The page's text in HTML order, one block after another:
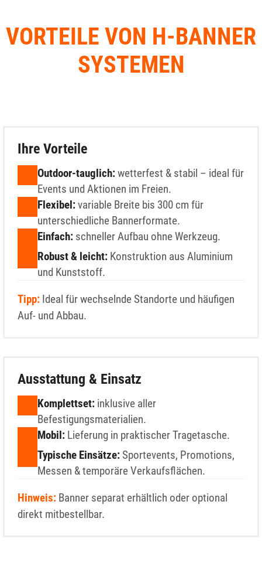
VORTEILE VON H-BANNER
SYSTEMEN
Ihre Vorteile
Outdoor-tauglich:wetterfest & stabil – ideal für
Events und Aktionen im Freien.
Flexibel:variable Breite bis 300 cm für
unterschiedliche Bannerformate.
Einfach: schneller Aufbau ohne Werkzeug.
Robust & leicht: Konstruktion aus Aluminium
und Kunststoff.
Tipp: Ideal für wechselnde Standorte und häufigen
Auf- und Abbau.
Ausstattung & Einsatz
Komplettset: inklusive aller
Befestigungsmaterialien.
Mobil: Lieferung in praktischer Tragetasche.
Typische Einsätze:Sportevents, Promotions,
Messen & temporäre Verkaufsflächen.
Hinweis: Banner separat erhältlich oder optional
direkt mitbestellbar.